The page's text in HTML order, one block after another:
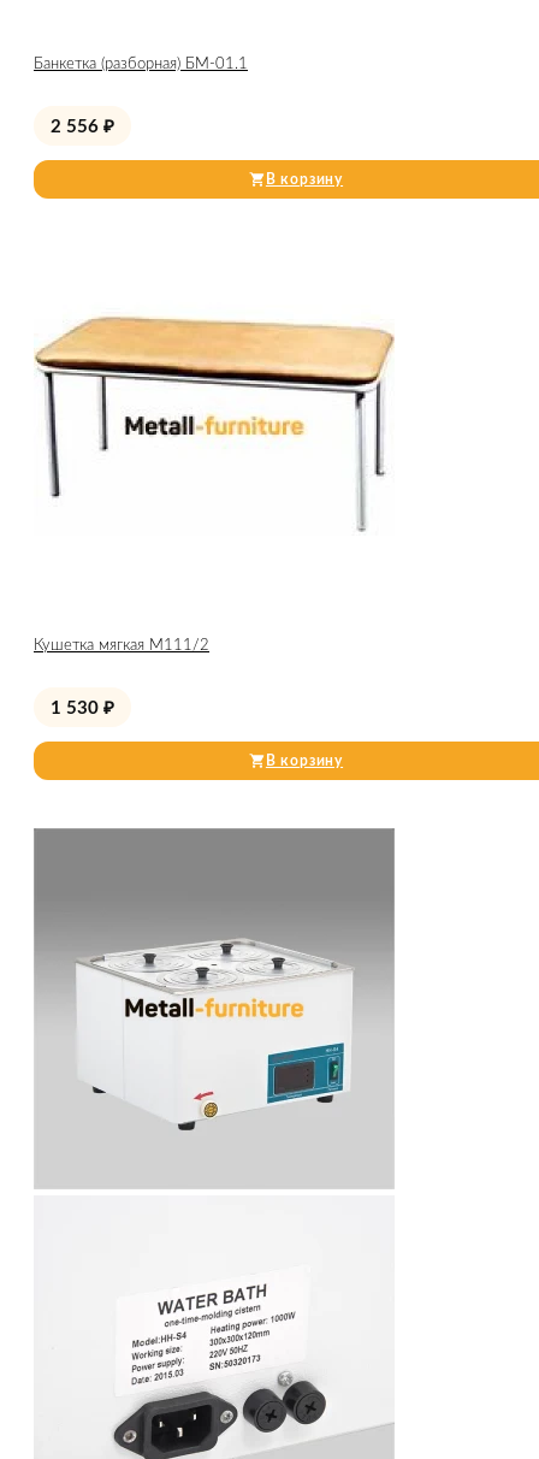
Банкетка (разборная) БМ-01.1
2 556 ₽
В корзину
Кушетка мягкая М111/2
1 530 ₽
В корзину